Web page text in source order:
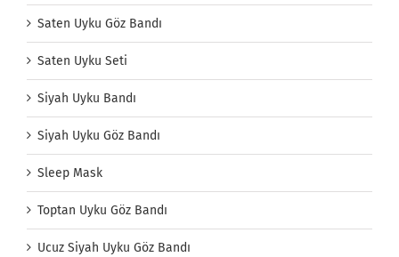
Saten Uyku Göz Bandı
Saten Uyku Seti
Siyah Uyku Bandı
Siyah Uyku Göz Bandı
Sleep Mask
Toptan Uyku Göz Bandı
Ucuz Siyah Uyku Göz Bandı